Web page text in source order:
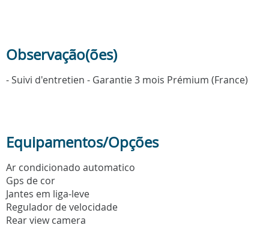
Observação(ões)
- Suivi d'entretien - Garantie 3 mois Prémium (France)
Equipamentos/Opções
Ar condicionado automatico
Gps de cor
Jantes em liga-leve
Regulador de velocidade
Rear view camera